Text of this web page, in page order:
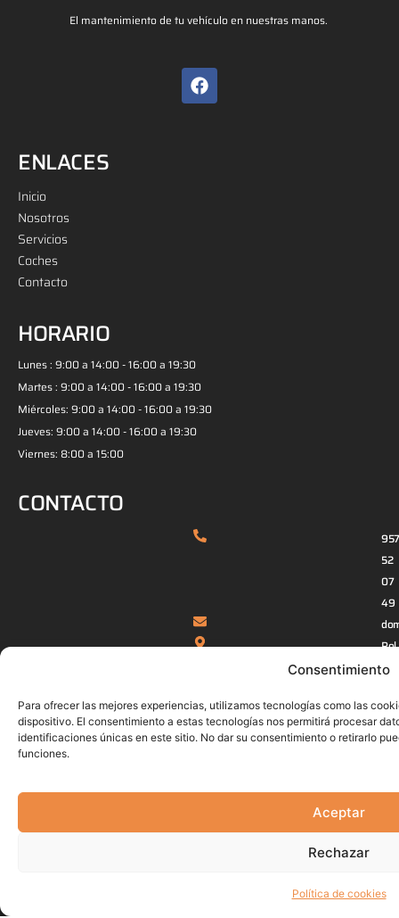
Consentimiento
Para ofrecer las mejores experiencias, utilizamos tecnologías como las
dispositivo. El consentimiento a estas tecnologías nos permitirá procesar
identificaciones únicas en este sitio. No dar su consentimiento o retirarlo
funciones.
Aceptar
Rechazar
Política de cookies
El mantenimiento de tu vehículo en nuestras manos.
ENLACES
Inicio
Nosotros
Servicios
Coches
Contacto
HORARIO
Lunes : 9:00 a 14:00 - 16:00 a 19:30
Martes : 9:00 a 14:00 - 16:00 a 19:30
Miércoles: 9:00 a 14:00 - 16:00 a 19:30
Jueves: 9:00 a 14:00 - 16:00 a 19:30
Viernes: 8:00 a 15:00
CONTACTO
957
52
07
49
Pol.
Ind.
0,